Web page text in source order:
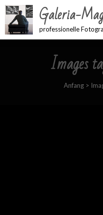
Galeria-
professionelle
Images
Anfang >